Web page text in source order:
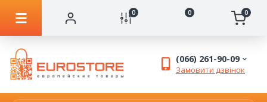
0 0 0
(066) 261-90-09
Замовити дзвінок